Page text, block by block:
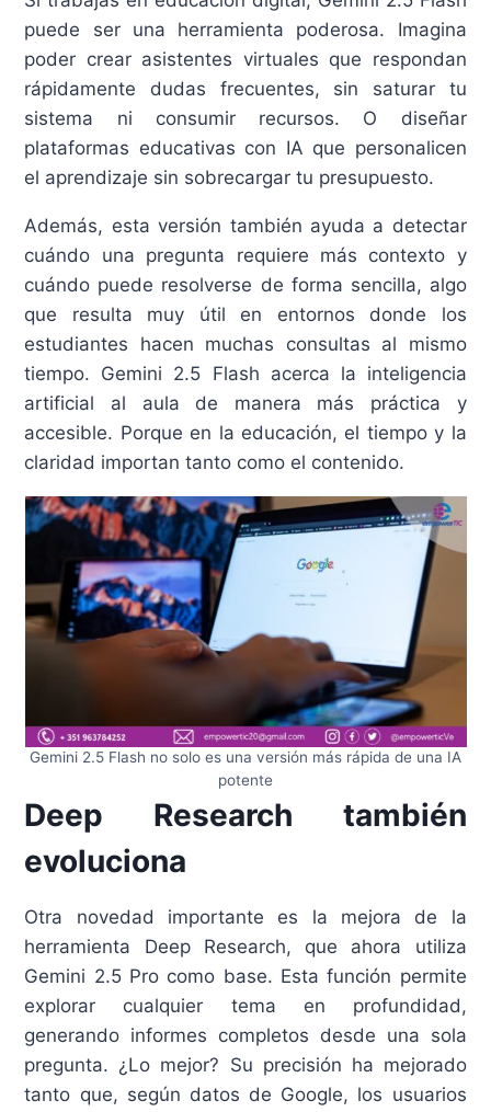
puede ser una herramienta poderosa. Imagina
poder crear asistentes virtuales que respondan
rápidamente dudas frecuentes, sin saturar tu
sistema ni consumir recursos. O diseñar
plataformas educativas con IA que personalicen
el aprendizaje sin sobrecargar tu presupuesto.
Además, esta versión también ayuda a detectar
cuándo una pregunta requiere más contexto y
cuándo puede resolverse de forma sencilla, algo
que resulta muy útil en entornos donde los
estudiantes hacen muchas consultas al mismo
tiempo. Gemini 2.5 Flash acerca la inteligencia
artificial al aula de manera más práctica y
accesible. Porque en la educación, el tiempo y la
claridad importan tanto como el contenido.
Gemini 2.5 Flash no solo es una versión más rápida de una IA
potente
Deep Research también
evoluciona
Otra novedad importante es la mejora de la
herramienta Deep Research, que ahora utiliza
Gemini 2.5 Pro como base. Esta función permite
explorar cualquier tema en profundidad,
generando informes completos desde una sola
pregunta. ¿Lo mejor? Su precisión ha mejorado
tanto que, según datos de Google, los usuarios